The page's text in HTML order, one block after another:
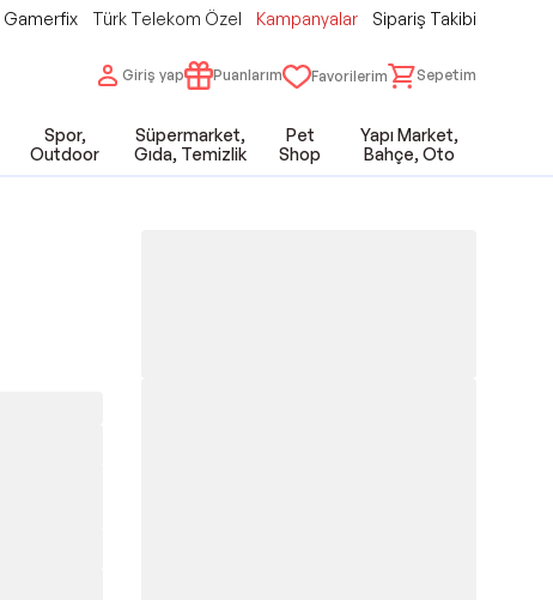
Gamerfix Türk Telekom Özel Kampanyalar Sipariş Takibi
Giriş yap Puanlarım Favorilerim Sepetim
Spor,
Outdoor
Süpermarket,
Gıda, Temizlik
Pet
Shop
Yapı Market,
Bahçe, Oto